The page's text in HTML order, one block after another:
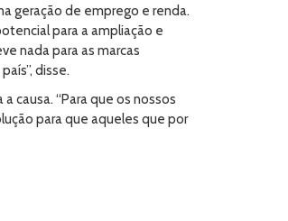
geração de emprego e renda.
para a ampliação e
nada para as marcas
disse.
causa. “Para que os nossos
para que aqueles que por